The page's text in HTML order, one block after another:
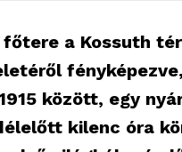
a Kossuth
között, egy
kilenc óra